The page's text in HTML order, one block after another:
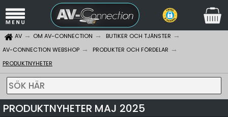
AV OM AV-CONNECTION
BUTIKER OCH TJÄNSTER
AV-CONNECTION WEBSHOP
PRODUKTER OCH FÖRDELAR
PRODUKTNYHETER
SÖK HÄR
PRODUKTNYHETER MAJ 2025